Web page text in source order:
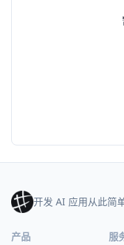
开发 AI 应用从此简
产品 服